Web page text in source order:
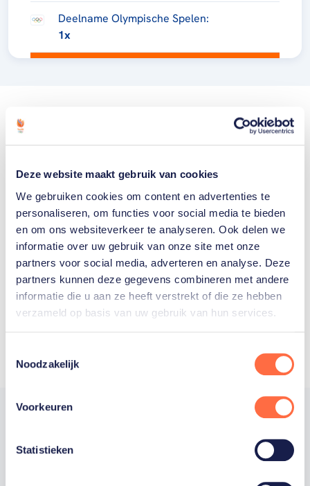
Deze website maakt gebruik van cookies
We gebruiken cookies om content en advertenties te
personaliseren, om functies voor social media te bieden
en om ons websiteverkeer te analyseren. Ook delen we
informatie over uw gebruik van onze site met onze
partners voor social media, adverteren en analyse. Deze
partners kunnen deze gegevens combineren met andere
informatie die u aan ze heeft verstrekt of die ze hebben
verzameld op basis van uw gebruik van hun services.
Noodzakelijk
Voorkeuren
Statistieken
Deelname Olympische Spelen:
1x
Welke Nederlanders hebben er
ooit meegedaan aan de
Olympische Spelen?
Trotse hoofdsponsor